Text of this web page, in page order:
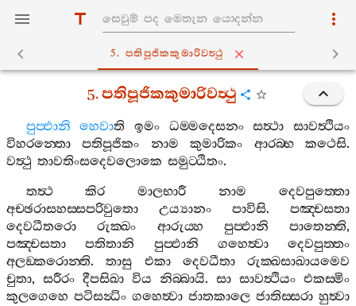
5. පතිපූජිකකුමාරිවත්‍ථු
5.පතිපූජිකකුමාරිවත්‍ථු
පුප‍්ඵානි හෙවාති ඉමං ධම‍්මදෙසනං සත්‍ථා
සාවත්‍ථියං
විහරන‍්තො
පතිපූජිකං නාම කුමාරිකං ආරබ‍්භ කථෙසි.
වත්‍ථු තාවතිංසදෙවලොකෙ සමුට‍්ඨිතං.
තත්‍ථ
කිර මාලභාරී නාම
දෙවපුත‍්තො
අච‍්ඡරාසහස‍්සපරිවුතො
උය්‍යානං පාවිසි. පඤ‍්චසතා
දෙවධීතරො
රුක‍්ඛං ආරුය‍්හ පුප‍්ඵානි පාතෙන‍්ති,
පඤ‍්චසතා
පතිතානි පුප‍්ඵානි ගහෙත්‍වා
දෙවපුත‍්තං
අලඞ‍්කරොන‍්ති.තාසු එකා දෙවධීතා
රුක‍්ඛසාඛායමෙව
චුතා, සරීරං දීපසිඛා විය නිබ‍්බායි. සා සාවත්‍ථියං එකස‍්මිං
කුලගෙහෙ පටිසන්‍ධිං ගහෙත්‍වා ජාතකාලෙ ජාතිස‍්සරා හුත්‍වා